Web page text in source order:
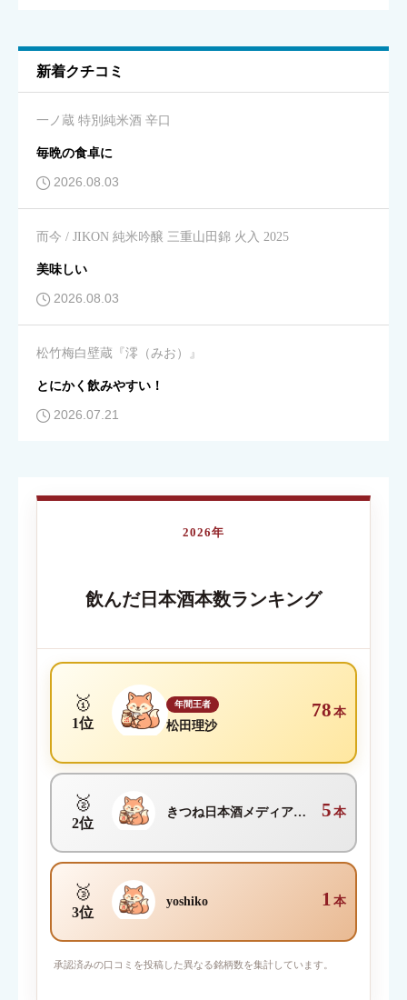
キレ 必須
星の数をお選びください
飲みやすさ 必須
星の数をお選びください
コスパ 必須
写真を添付
新着クチコミ
一ノ蔵 特別純米酒 辛口
毎晩の食卓に
2026.08.03
而今 / JIKON 純米吟醸 三重山田錦 火入 2025
美味しい
2026.08.03
松竹梅白壁蔵『澪（みお）』
とにかく飲みやすい！
2026.07.21
2026年
飲んだ日本酒本数ランキング
🥇
1位
年間王者
松田理沙
78 本
🥈
2位
きつね日本酒メディア編集部 5 本
🥉
3位
yoshiko 1 本
承認済みの口コミを投稿した異なる銘柄数を集計しています。